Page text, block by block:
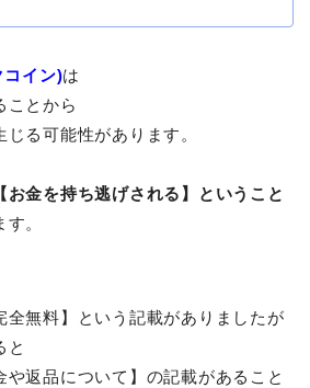
イン)は
ことから
る可能性があります。
お金を持ち逃げされる】ということ
。
全無料】という記載がありましたが
と
や返品について】の記載があること